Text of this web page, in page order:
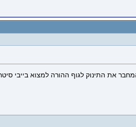
את התינוק לגוף ההורה למצוא בייבי